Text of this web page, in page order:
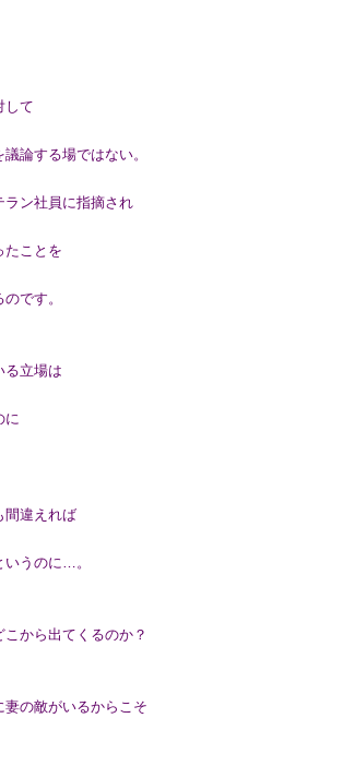
して
論する場ではない。
ラン社員に指摘され
たことを
です。
る立場は
に
間違えれば
いうのに…。
から出てくるのか？
の敵がいるからこそ